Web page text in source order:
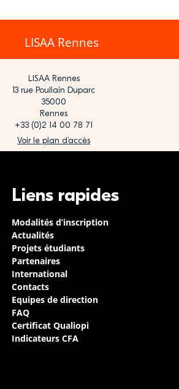
LISAA Rennes
LISAA Rennes
13 rue Poullain Duparc
35000
Rennes
+33 (0)2 14 00 78 71
Voir le plan d’accès
Liens rapides
Modalités d’inscription
Actualités
Projets étudiants
Partenaires
International
Contacts
Equipes de direction
FAQ
Certificat Qualiopi
Indicateurs CFA